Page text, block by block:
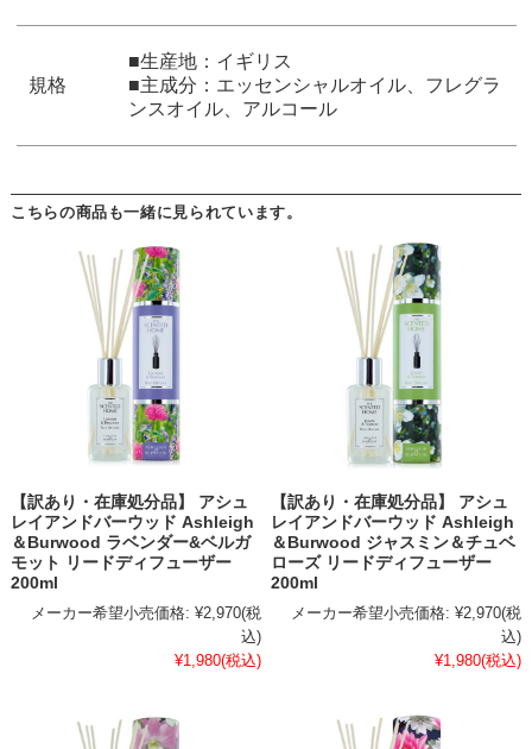
規格
■生産地：イギリス
■主成分：エッセンシャルオイル、フレグラ
ンスオイル、アルコール
こちらの商品も一緒に見られています。
【訳あり・在庫処分品】 アシュ
レイアンドバーウッド Ashleigh
＆Burwood ラベンダー&ベルガ
モット リードディフューザー
200ml
メーカー希望小売価格: ¥2,970(税
込)
¥1,980(税込)
【訳あり・在庫処分品】 アシュ
レイアンドバーウッド Ashleigh
＆Burwood ジャスミン＆チュベ
ローズ リードディフューザー
200ml
メーカー希望小売価格: ¥2,970(税
込)
¥1,980(税込)